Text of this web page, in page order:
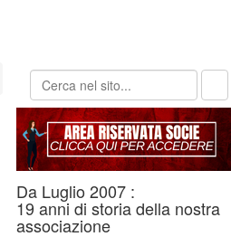
Da Luglio 2007 :
19 anni di storia della nostra
associazione